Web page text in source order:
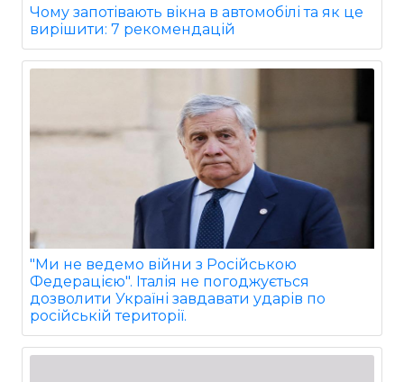
Чому запотівають вікна в автомобілі та як це
вирішити: 7 рекомендацій
"Ми не ведемо війни з Російською
Федерацією". Італія не погоджується
дозволити Україні завдавати ударів по
російській території.